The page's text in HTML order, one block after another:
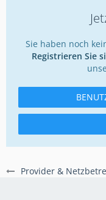
Provider &
Sie haben noch
Registrieren Sie